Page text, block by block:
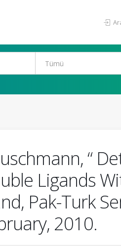
“
Ligands
Pak-Turk
2010.